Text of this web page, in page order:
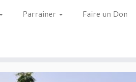
Parrainer Faire un Don